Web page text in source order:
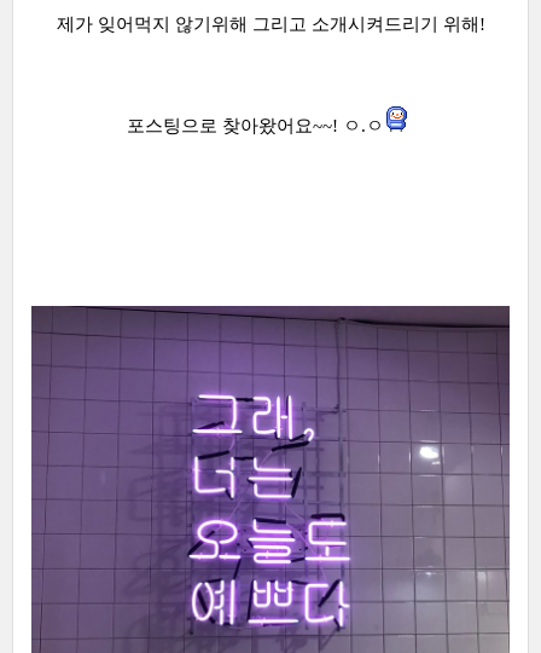
제가 잊어먹지 않기위해 그리고 소개시켜드리기 위해!
포스팅으로 찾아왔어요~~! ㅇ.ㅇ